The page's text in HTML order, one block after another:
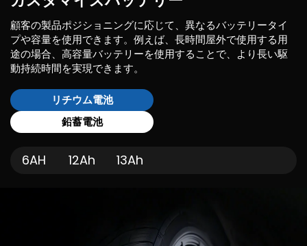
顧客の製品ポジショニングに応じて、異なるバッテリータイ
プや容量を使用できます。例えば、長時間屋外で使用する用
途の場合、高容量バッテリーを使用することで、より長い駆
動持続時間を実現できます。
リチウム電池
鉛蓄電池
6AH 12Ah 13Ah